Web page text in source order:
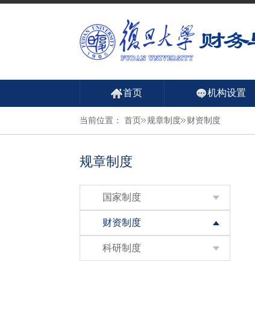
首页 机构设置
当前位置： 首页 规章制度 财资制度
规章制度
国家制度
财资制度
科研制度